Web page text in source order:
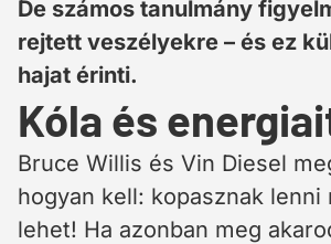
De számos tanulmány
rejtett veszélyekre – és ez
hajat érinti.
Kóla és
Bruce Willis és Vin Diesel
hogyan kell: kopasznak lenni
lehet! Ha azonban meg